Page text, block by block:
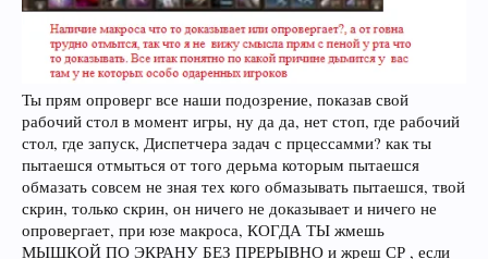
Ты прям опроверг все наши подозрение, показав свой
рабочий стол в момент игры, ну да да, нет стоп, где рабочий
стол, где запуск, Диспетчера задач с прцессамми? как ты
пытаешся отмыться от того дерьма которым пытаешся
обмазать совсем не зная тех кого обмазывать пытаешся, твой
скрин, только скрин, он ничего не доказывает и ничего не
опровергает, при юзе макроса, КОГДА ТЫ жмешь
МЫШКОЙ ПО ЭКРАНУ БЕЗ ПРЕРЫВНО и жреш СР , если